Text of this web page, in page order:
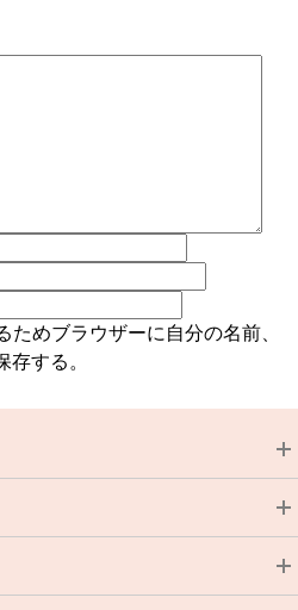
ためブラウザーに自分の名前、
存する。